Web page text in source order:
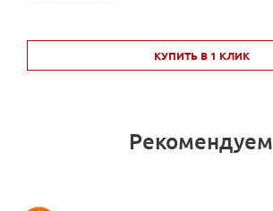
КУПИТЬ В 1 КЛИК
Рекомендуем